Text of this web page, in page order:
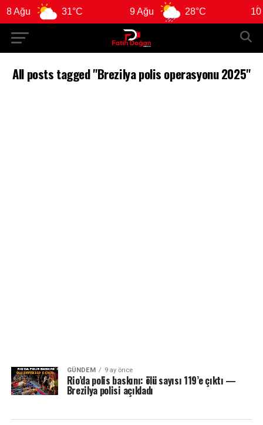
Ağu 31°C 9 Ağu 28°C 10
All posts tagged "Brezilya polis operasyonu 2025"
GÜNDEM 9 ay önce
Rio’da polis baskını: ölü sayısı 119’e çıktı —
Brezilya polisi açıkladı